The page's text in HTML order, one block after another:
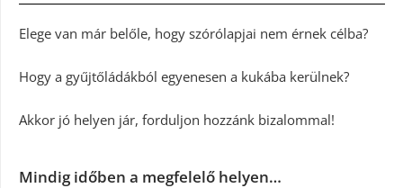
Elege van már belőle, hogy szórólapjai nem érnek célba?
Hogy a gyűjtőládákból egyenesen a kukába kerülnek?
Akkor jó helyen jár, forduljon hozzánk bizalommal!
Mindig időben a megfelelő helyen…